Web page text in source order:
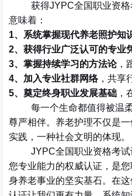
获得JYPC全国职业资
意味着：
1、系统掌握现代养老照护知
2、获得行业广泛认可的专业
3、掌握持续学习的方法论，
4、加入专业社群网络，共享
5、奠定终身职业发展基础 ，
每一个生命都值得被温
尊严相伴。养老护理不仅是
实践，一种社会文明的体现。
JYPC全国职业资格考
您专业能力的权威认证，是
身养老事业的坚实基石。在